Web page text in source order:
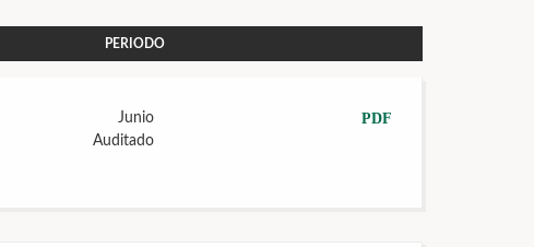
PERIODO
Junio
Auditado
PDF